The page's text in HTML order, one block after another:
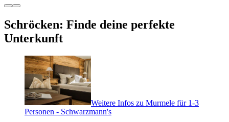
Schröcken: Finde deine perfekte
Unterkunft
Weitere Infos zu Murmele für 1-3
Personen - Schwarzmann's